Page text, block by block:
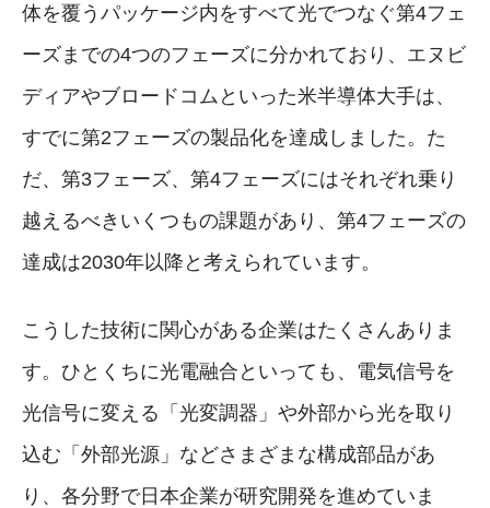
体を覆うパッケージ内をすべて光でつなぐ第4フェ
ーズまでの4つのフェーズに分かれており、エヌビ
ディアやブロードコムといった米半導体大手は、
すでに第2フェーズの製品化を達成しました。た
だ、第3フェーズ、第4フェーズにはそれぞれ乗り
越えるべきいくつもの課題があり、第4フェーズの
達成は2030年以降と考えられています。
こうした技術に関心がある企業はたくさんありま
す。ひとくちに光電融合といっても、電気信号を
光信号に変える「光変調器」や外部から光を取り
込む「外部光源」などさまざまな構成部品があ
り、各分野で日本企業が研究開発を進めていま